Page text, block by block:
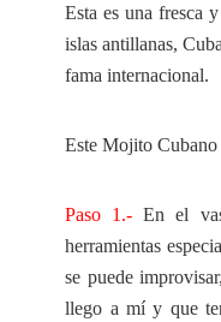
Esta es una fresca
islas antillanas,
fama internacional.
Este Mojito Cubano
Paso 1.- En el
herramientas
se puede
llego a mí y que